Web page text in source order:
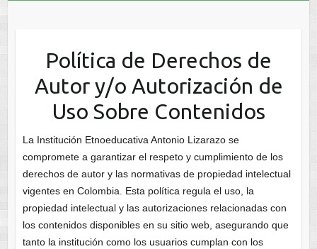
Política de Derechos de
Autor y/o Autorización de
Uso Sobre Contenidos
La Institución Etnoeducativa Antonio Lizarazo se
compromete a garantizar el respeto y cumplimiento de los
derechos de autor y las normativas de propiedad intelectual
vigentes en Colombia. Esta política regula el uso, la
propiedad intelectual y las autorizaciones relacionadas con
los contenidos disponibles en su sitio web, asegurando que
tanto la institución como los usuarios cumplan con los